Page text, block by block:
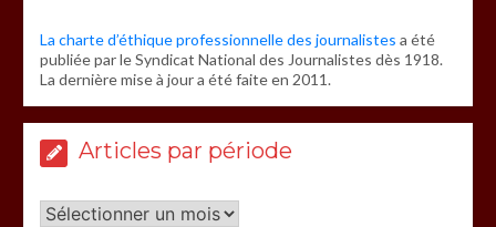
La charte d’éthique professionnelle des journalistes a été
publiée par le Syndicat National des Journalistes dès 1918.
La dernière mise à jour a été faite en 2011.
Articles par période
Articles